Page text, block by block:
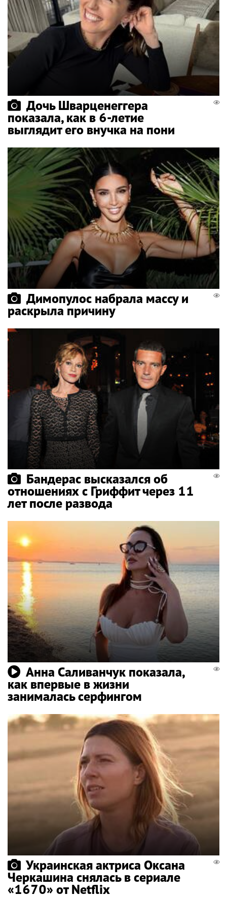
Дочь Шварценеггера
показала, как в 6-летие
выглядит его внучка на пони
Димопулос набрала массу и
раскрыла причину
Бандерас высказался об
отношениях с Гриффит через 11
лет после развода
Анна Саливанчук показала,
как впервые в жизни
занималась серфингом
Украинская актриса Оксана
Черкашина снялась в сериале
«1670» от Netflix